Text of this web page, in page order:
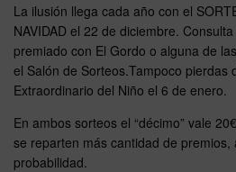
La ilusión llega cada año con el
NAVIDAD el 22 de diciembre.
premiado con El Gordo o alguna de
el Salón de Sorteos.Tampoco pierdas
Extraordinario del Niño el 6 de enero.
En ambos sorteos el “décimo” vale
se reparten más cantidad de premios,
probabilidad.